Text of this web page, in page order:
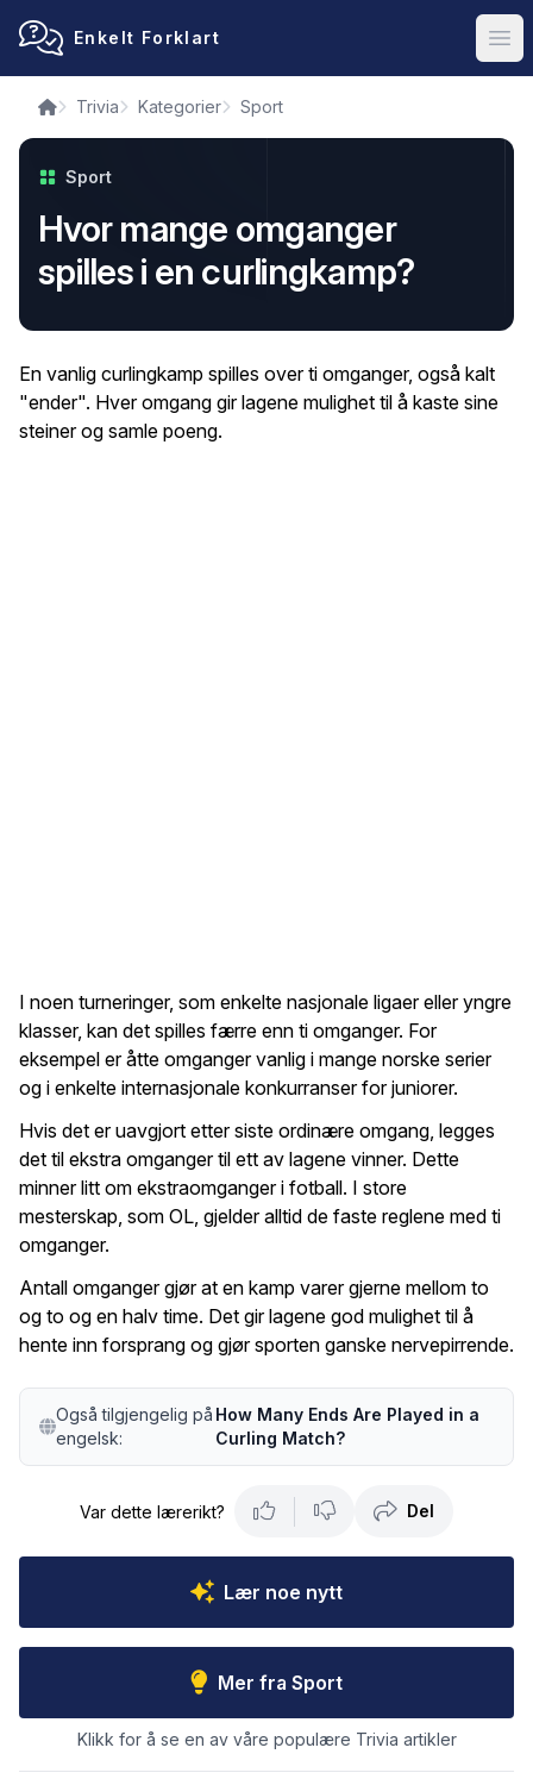
Enkelt Forklart
Trivia Kategorier Sport
Sport
Hvor mange omganger
spilles i en curlingkamp?
En vanlig curlingkamp spilles over ti omganger, også kalt
"ender". Hver omgang gir lagene mulighet til å kaste sine
steiner og samle poeng.
I noen turneringer, som enkelte nasjonale ligaer eller yngre
klasser, kan det spilles færre enn ti omganger. For
eksempel er åtte omganger vanlig i mange norske serier
og i enkelte internasjonale konkurranser for juniorer.
Hvis det er uavgjort etter siste ordinære omgang, legges
det til ekstra omganger til ett av lagene vinner. Dette
minner litt om ekstraomganger i fotball. I store
mesterskap, som OL, gjelder alltid de faste reglene med ti
omganger.
Antall omganger gjør at en kamp varer gjerne mellom to
og to og en halv time. Det gir lagene god mulighet til å
hente inn forsprang og gjør sporten ganske nervepirrende.
Også tilgjengelig på
engelsk:
How Many Ends Are Played in a
Curling Match?
Var dette lærerikt? Del
Lær noe nytt
Mer fra Sport
Klikk for å se en av våre populære Trivia artikler